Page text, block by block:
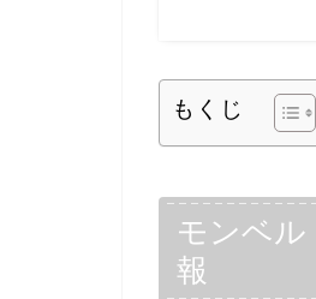
もくじ
モンベル
報